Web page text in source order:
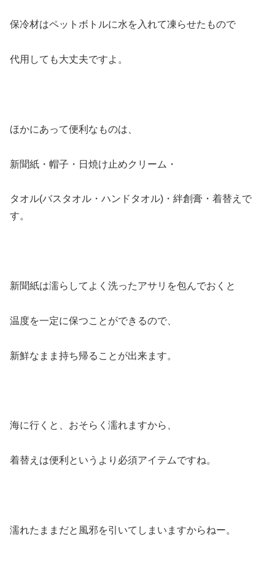
保冷材はペットボトルに水を入れて凍らせたもので
代用しても大丈夫ですよ。
ほかにあって便利なものは、
新聞紙・帽子・日焼け止めクリーム・
タオル(バスタオル・ハンドタオル)・絆創膏・着替えで
す。
新聞紙は濡らしてよく洗ったアサリを包んでおくと
温度を一定に保つことができるので、
新鮮なまま持ち帰ることが出来ます。
海に行くと、おそらく濡れますから、
着替えは便利というより必須アイテムですね。
濡れたままだと風邪を引いてしまいますからねー。